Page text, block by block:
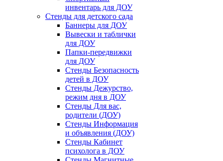
инвентарь для ДОУ
Стенды для детского сада
Баннеры для ДОУ
Вывески и таблички
для ДОУ
Папки-передвижки
для ДОУ
Стенды Безопасность
детей в ДОУ
Стенды Дежурство,
режим дня в ДОУ
Стенды Для вас,
родители (ДОУ)
Стенды Информация
и объявления (ДОУ)
Стенды Кабинет
психолога в ДОУ